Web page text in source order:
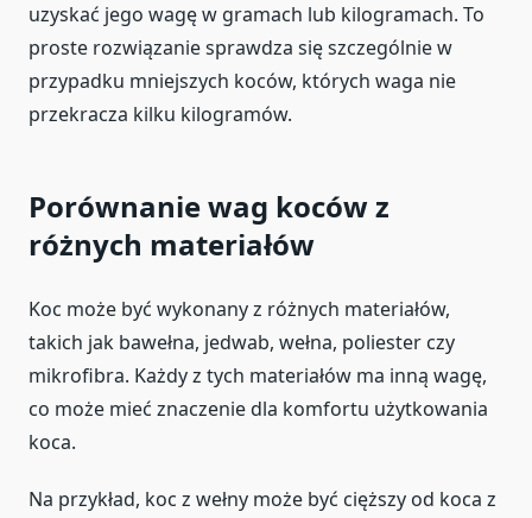
uzyskać jego wagę w gramach lub kilogramach. To
proste rozwiązanie sprawdza się szczególnie w
przypadku mniejszych koców, których waga nie
przekracza kilku kilogramów.
Porównanie wag koców z
różnych materiałów
Koc może być wykonany z różnych materiałów,
takich jak bawełna, jedwab, wełna, poliester czy
mikrofibra. Każdy z tych materiałów ma inną wagę,
co może mieć znaczenie dla komfortu użytkowania
koca.
Na przykład, koc z wełny może być cięższy od koca z